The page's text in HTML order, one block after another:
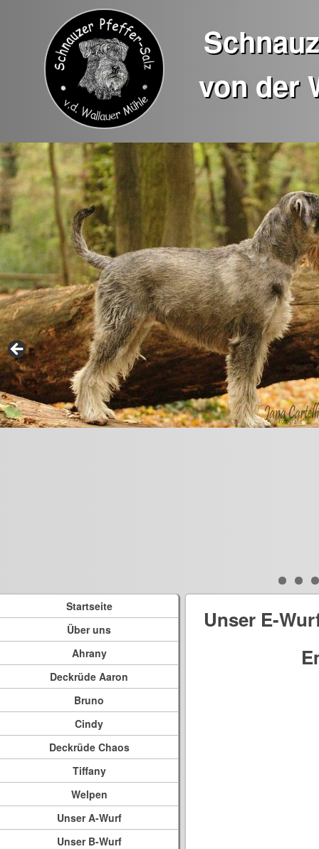
von der
Startseite
Über uns
Ahrany
Deckrüde Aaron
Bruno
Cindy
Deckrüde Chaos
Tiffany
Welpen
Unser A-Wurf
Unser B-Wurf
Unser E-